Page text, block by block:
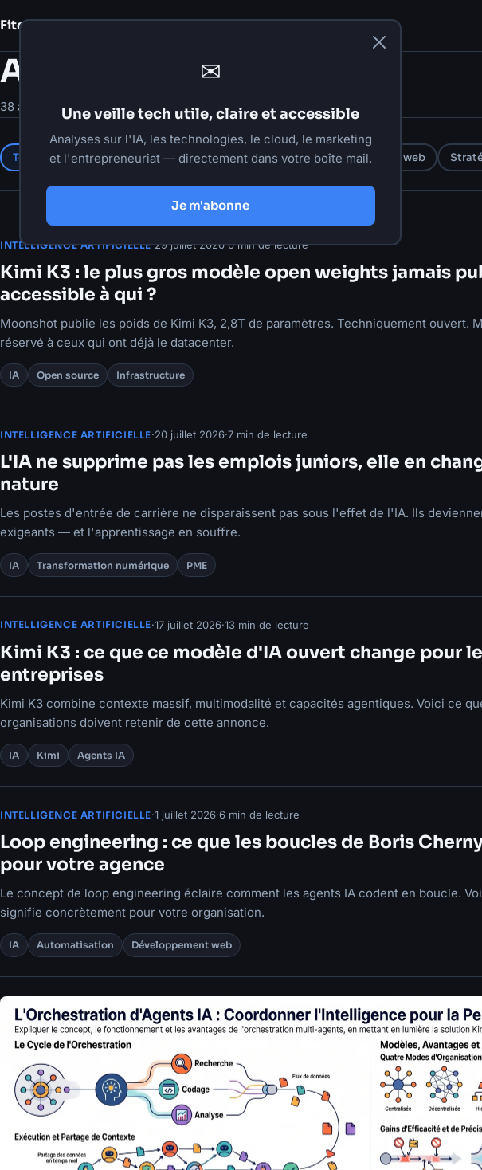
Fito DamourNotes
Articles
38 articles publiés
Tous Intelligence artificielle Automatisation Développement web
INTELLIGENCE ARTIFICIELLE·29 juillet 2026·6 min de lecture
Kimi K3 : le plus gros modèle open weights jamais
accessible à qui ?
Moonshot publie les poids de Kimi K3, 2,8T de paramètres. Techniquement ouvert.
réservé à ceux qui ont déjà le datacenter.
IA Open source Infrastructure
INTELLIGENCE ARTIFICIELLE·20 juillet 2026·7 min de lecture
L'IA ne supprime pas les emplois juniors, elle en
nature
Les postes d'entrée de carrière ne disparaissent pas sous l'effet de l'IA. Ils
exigeants — et l'apprentissage en souffre.
IA Transformation numérique PME
INTELLIGENCE ARTIFICIELLE·17 juillet 2026·13 min de lecture
Kimi K3 : ce que ce modèle d'IA ouvert change pour
entreprises
Kimi K3 combine contexte massif, multimodalité et capacités agentiques. Voici ce
organisations doivent retenir de cette annonce.
IA Kimi Agents IA
INTELLIGENCE ARTIFICIELLE·1 juillet 2026·6 min de lecture
Loop engineering : ce que les boucles de Boris
pour votre agence
Le concept de loop engineering éclaire comment les agents IA codent en boucle.
signifie concrètement pour votre organisation.
IA Automatisation Développement web
✉
Une veille tech utile, claire et accessible
Analyses sur l'IA, les technologies, le cloud, le marketing
et l'entrepreneuriat — directement dans votre boîte mail.
Je m'abonne